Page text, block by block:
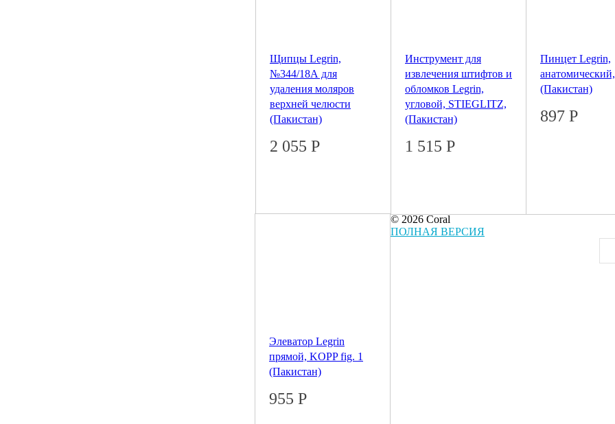
Щипцы Legrin,
№344/18А для
удаления моляров
верхней челюсти
(Пакистан)
2 055 Р
Инструмент для
извлечения штифтов и
обломков Legrin,
угловой, STIEGLITZ,
(Пакистан)
1 515 Р
Пинцет Legrin,
(Пакистан)
897 Р
Элеватор Legrin
прямой, KOPP fig. 1
(Пакистан)
955 Р
© 2026 Coral
ПОЛНАЯ ВЕРСИЯ